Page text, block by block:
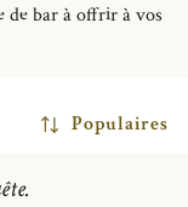
de bar à offrir à vos
Populaires